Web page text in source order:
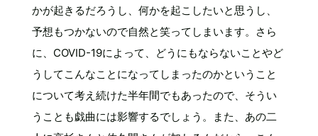
かが起きるだろうし、何かを起こしたいと思うし、
予想もつかないので自然と笑ってしまいます。さら
に、COVID-19によって、どうにもならないことやど
うしてこんなことになってしまったのかということ
について考え続けた半年間でもあったので、そうい
うことも戯曲には影響するでしょう。また、あの二